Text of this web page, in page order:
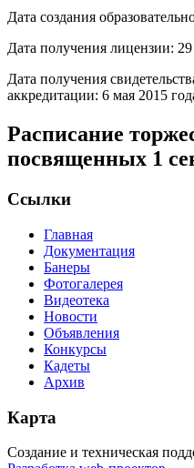
Дата создания
Дата получения лицензии: 29
Дата получения
аккредитации: 6 мая 2015
Расписание
посвященных 1
Ссылки
Главная
Документация
Банеры
Фотогалерея
Видеотека
Новости
Объявления
Конкурсы
Кадеты
Архив
Карта
Создание и техническая